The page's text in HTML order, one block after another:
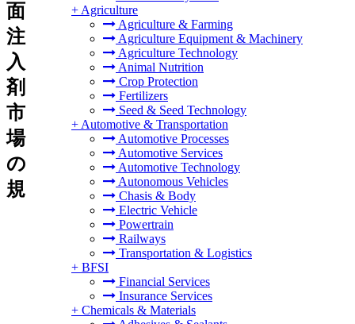
+ Agriculture
Agriculture & Farming
Agriculture Equipment & Machinery
Agriculture Technology
Animal Nutrition
Crop Protection
Fertilizers
Seed & Seed Technology
+ Automotive & Transportation
Automotive Processes
Automotive Services
Automotive Technology
Autonomous Vehicles
Chasis & Body
Electric Vehicle
Powertrain
Railways
Transportation & Logistics
+ BFSI
Financial Services
Insurance Services
+ Chemicals & Materials
面
注
入
剤
市
場
の
規